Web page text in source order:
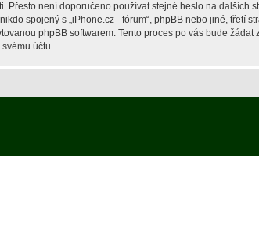
není doporučeno používat stejné heslo na dalších
spojený s „iPhone.cz - fórum“, phpBB nebo jiné, třetí
phpBB softwarem. Tento proces po vás bude
účtu.